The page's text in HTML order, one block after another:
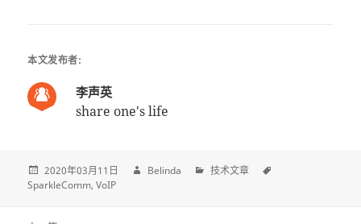
本文发布者:
李声英
share one's life
2020年03月11日 Belinda
技术文章
SparkleComm VoIP